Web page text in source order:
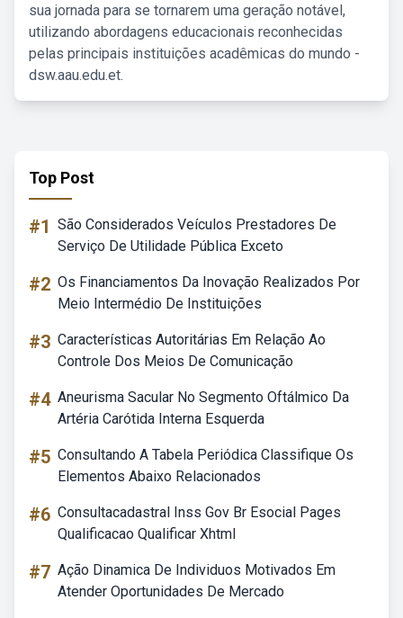
sua jornada para se tornarem uma geração notável,
utilizando abordagens educacionais reconhecidas
pelas principais instituições acadêmicas do mundo -
dsw.aau.edu.et.
Top Post
#1 São Considerados Veículos Prestadores De
Serviço De Utilidade Pública Exceto
#2 Os Financiamentos Da Inovação Realizados Por
Meio Intermédio De Instituições
#3 Características Autoritárias Em Relação Ao
Controle Dos Meios De Comunicação
#4 Aneurisma Sacular No Segmento Oftálmico Da
Artéria Carótida Interna Esquerda
#5 Consultando A Tabela Periódica Classifique Os
Elementos Abaixo Relacionados
#6 Consultacadastral Inss Gov Br Esocial Pages
Qualificacao Qualificar Xhtml
#7 Ação Dinamica De Individuos Motivados Em
Atender Oportunidades De Mercado